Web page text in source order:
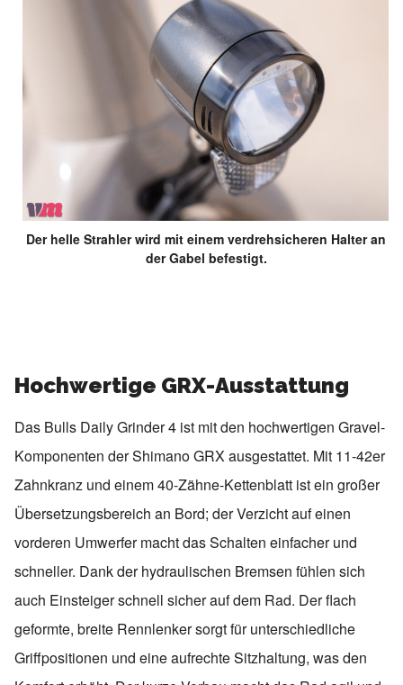
Der helle Strahler wird mit einem verdrehsicheren Halter an
der Gabel befestigt.
Hochwertige GRX-Ausstattung
Das Bulls Daily Grinder 4 ist mit den hochwertigen Gravel-
Komponenten der Shimano GRX ausgestattet. Mit 11-42er
Zahnkranz und einem 40-Zähne-Kettenblatt ist ein großer
Übersetzungsbereich an Bord; der Verzicht auf einen
vorderen Umwerfer macht das Schalten einfacher und
schneller. Dank der hydraulischen Bremsen fühlen sich
auch Einsteiger schnell sicher auf dem Rad. Der flach
geformte, breite Rennlenker sorgt für unterschiedliche
Griffpositionen und eine aufrechte Sitzhaltung, was den